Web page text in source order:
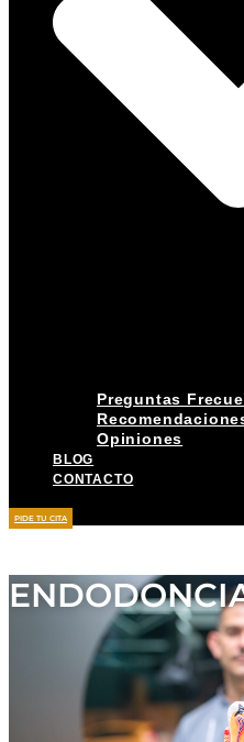
Preguntas
Opiniones
BLOG
CONTACTO
PIDE TU CITA